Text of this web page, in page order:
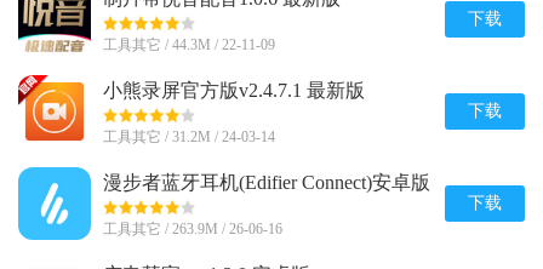
工具其它 / 44.3M / 22-11-09
下载
小熊录屏官方版v2.4.7.1 最新版
工具其它 / 31.2M / 24-03-14
下载
漫步者蓝牙耳机(Edifier Connect)安卓版
v8.4.45 官方最新版
工具其它 / 263.9M / 26-06-16
下载